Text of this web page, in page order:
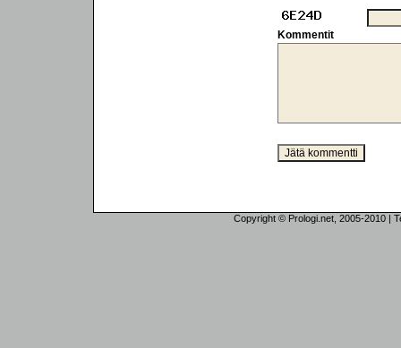
Kommentit
Copyright © Prologi.net, 2005-2010 |